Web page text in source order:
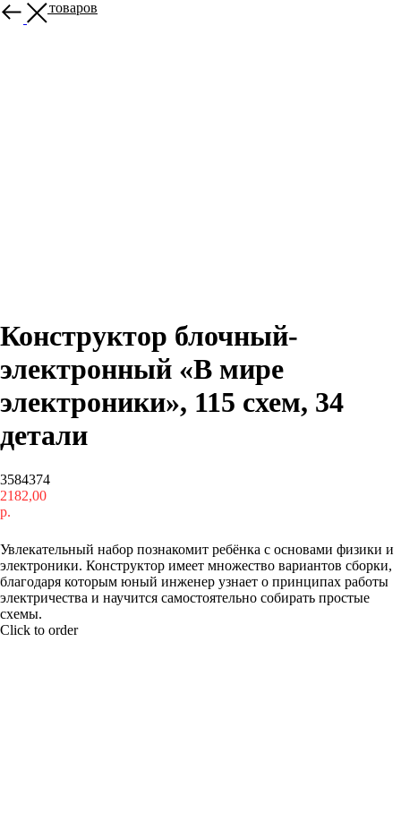
Больше товаров
Конструктор блочный-
электронный «В мире
электроники», 115 схем, 34
детали
3584374
2182,00
р.
Увлекательный набор познакомит ребёнка с основами физики и
электроники. Конструктор имеет множество вариантов сборки,
благодаря которым юный инженер узнает о принципах работы
электричества и научится самостоятельно собирать простые
схемы.
Click to order